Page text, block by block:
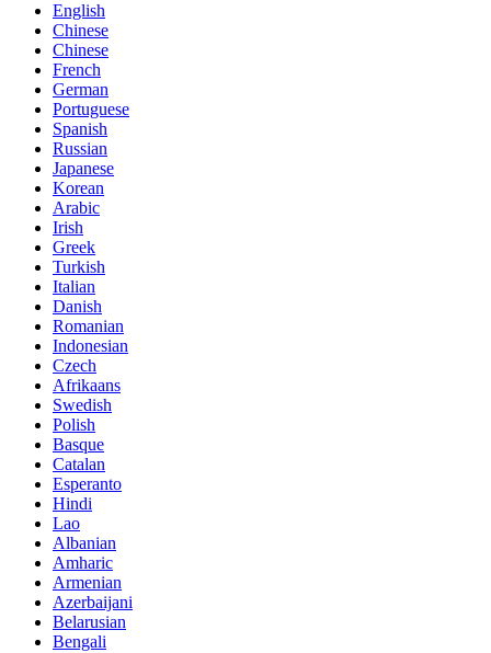
English
Chinese
Chinese
French
German
Portuguese
Spanish
Russian
Japanese
Korean
Arabic
Irish
Greek
Turkish
Italian
Danish
Romanian
Indonesian
Czech
Afrikaans
Swedish
Polish
Basque
Catalan
Esperanto
Hindi
Lao
Albanian
Amharic
Armenian
Azerbaijani
Belarusian
Bengali